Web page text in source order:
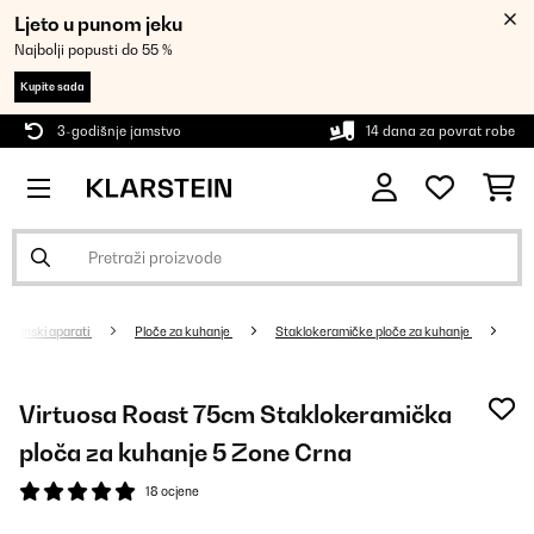
Ljeto u punom jeku
Najbolji popusti do 55 %
Kupite sada
3-godišnje jamstvo 14 dana za povrat robe
aparati Ploče za kuhanje Staklokeramičke ploče za kuhanje
Virtuosa Roast 75cm Staklokeramička
ploča za kuhanje 5 Zone Crna
18 ocjene